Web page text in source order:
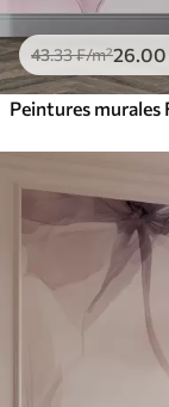
43.33₣/m²26.00